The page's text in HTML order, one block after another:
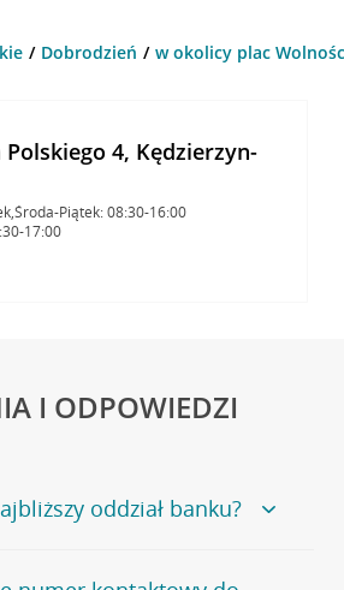
Dobrodzień w okolicy plac
Polskiego 4, Kędzierzyn-
Piątek: 08:30-16:00
17:00
I ODPOWIEDZI
oddział banku?
naszego banku, zapraszamy na